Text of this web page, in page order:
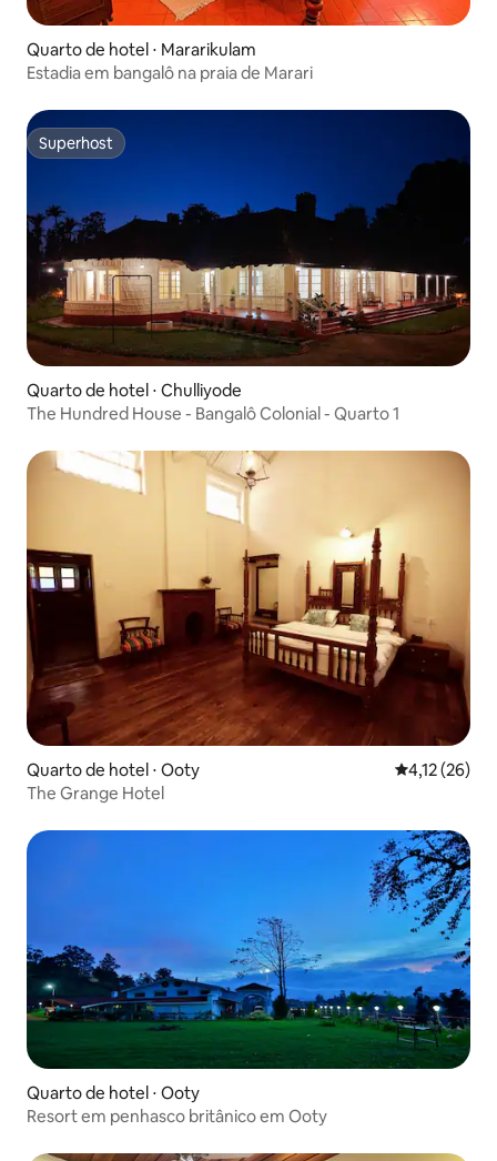
Quarto de hotel ⋅ Mararikulam
Estadia em bangalô na praia de Marari
Superhost
Superhost
Quarto de hotel ⋅ Chulliyode
The Hundred House - Bangalô Colonial - Quarto 1
Quarto de hotel ⋅ Ooty 4,12 de uma
4,12 (26)
The Grange Hotel
Quarto de hotel ⋅ Ooty
Resort em penhasco britânico em Ooty